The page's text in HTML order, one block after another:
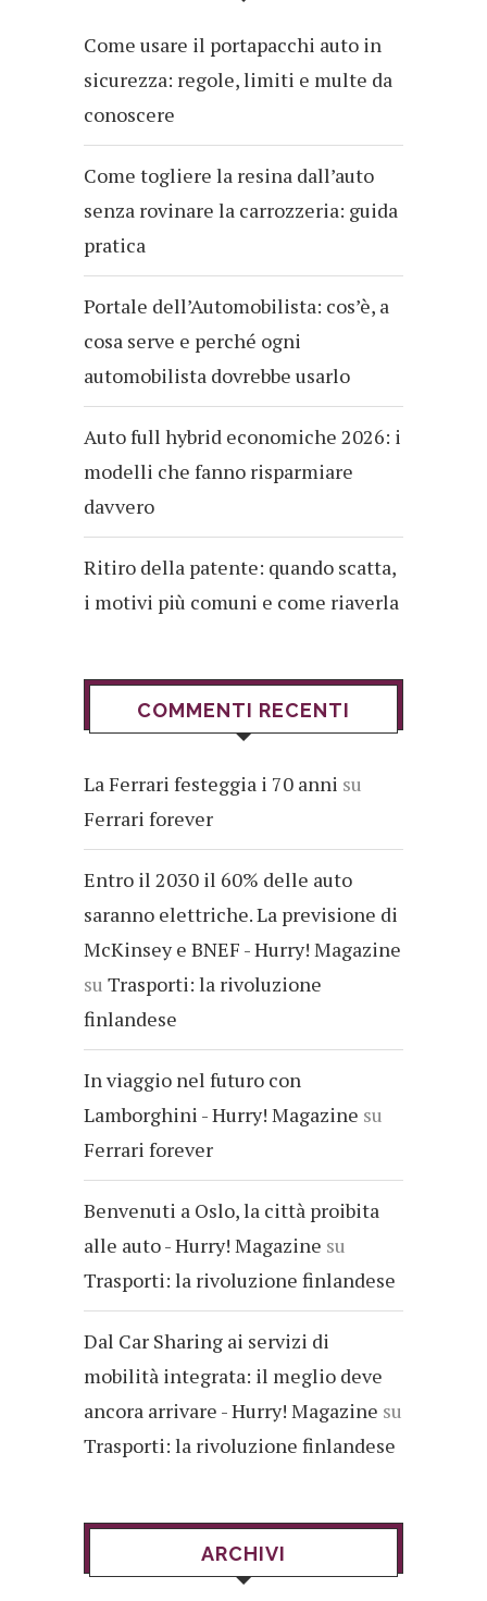
Come usare il portapacchi auto in
sicurezza: regole, limiti e multe da
conoscere
Come togliere la resina dall’auto
senza rovinare la carrozzeria: guida
pratica
Portale dell’Automobilista: cos’è, a
cosa serve e perché ogni
automobilista dovrebbe usarlo
Auto full hybrid economiche 2026: i
modelli che fanno risparmiare
davvero
Ritiro della patente: quando scatta,
i motivi più comuni e come riaverla
COMMENTI RECENTI
La Ferrari festeggia i 70 anni su
Ferrari forever
Entro il 2030 il 60% delle auto
saranno elettriche. La previsione di
McKinsey e BNEF - Hurry! Magazine
su Trasporti: la rivoluzione
finlandese
In viaggio nel futuro con
Lamborghini - Hurry! Magazine su
Ferrari forever
Benvenuti a Oslo, la città proibita
alle auto - Hurry! Magazine su
Trasporti: la rivoluzione finlandese
Dal Car Sharing ai servizi di
mobilità integrata: il meglio deve
ancora arrivare - Hurry! Magazine su
Trasporti: la rivoluzione finlandese
ARCHIVI